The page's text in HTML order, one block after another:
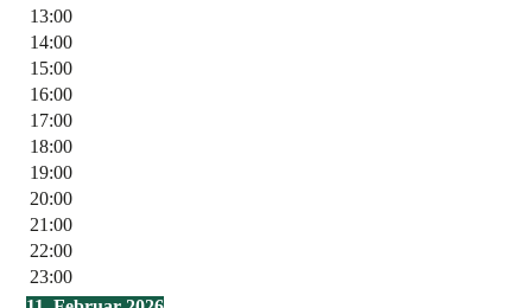
13:00
14:00
15:00
16:00
17:00
18:00
19:00
20:00
21:00
22:00
23:00